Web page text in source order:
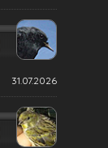
31.07.2026